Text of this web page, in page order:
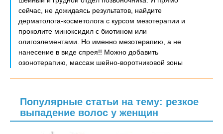
сейчас, не дожидаясь результатов, найдите
дерматолога-косметолога с курсом мезотерапии и
проколите миноксидил с биотином или
олигоэлементами. Но именно мезотерапию, а не
нанесение в виде спрея!! Можно добавить
озонотерапию, массаж шейно-воротниковой зоны
Популярные статьи на тему: резкое
выпадение волос у женщин